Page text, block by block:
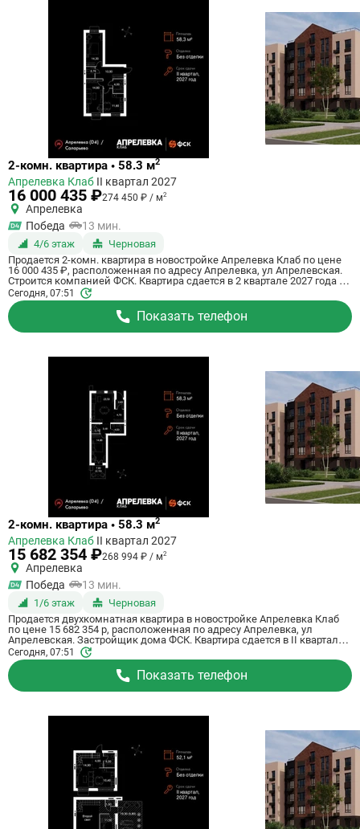
Ссылка
квартиру
2-комн. квартира • 58.3 м2
Апрелевка Клаб II квартал 2027
16 000 435 ₽274 450 ₽ / м2
Апрелевка
Победа
13 мин.
4/6 этаж
Черновая
Продается 2-комн. квартира в новостройке Апрелевка Клаб по цене
16 000 435 ₽, расположенная по адресу Апрелевка, ул Апрелевская.
Строится компанией ФСК. Квартира сдается в 2 квартале 2027 года с
черновой отделкой, . Общая площадь квартиры - 58.3 кв. м. Этаж 4 из
5. ID квартиры на СтройкиРУ 698027, сообщите его когда будете
звонить.
Сегодня, 07:51
Показать телефон
Ссылка
квартиру
2-комн. квартира • 58.3 м2
Апрелевка Клаб II квартал 2027
15 682 354 ₽268 994 ₽ / м2
Апрелевка
Победа
13 мин.
1/6 этаж
Черновая
Продается двухкомнатная квартира в новостройке Апрелевка Клаб
по цене 15 682 354 р, расположенная по адресу Апрелевка, ул
Апрелевская. Застройщик дома ФСК. Квартира сдается в II квартале
2027 года с черновой отделкой, . Общая площадь квартиры - 58.3 м².
Этаж 1 из 5. ID квартиры на СтройкиРУ 698024, сообщите его когда
будете звонить.
Сегодня, 07:51
Показать телефон